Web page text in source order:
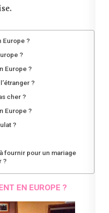
Europe ?
?
Europe ?
?
cher ?
Europe ?
?
fournir pour un mariage
?
EN EUROPE ?